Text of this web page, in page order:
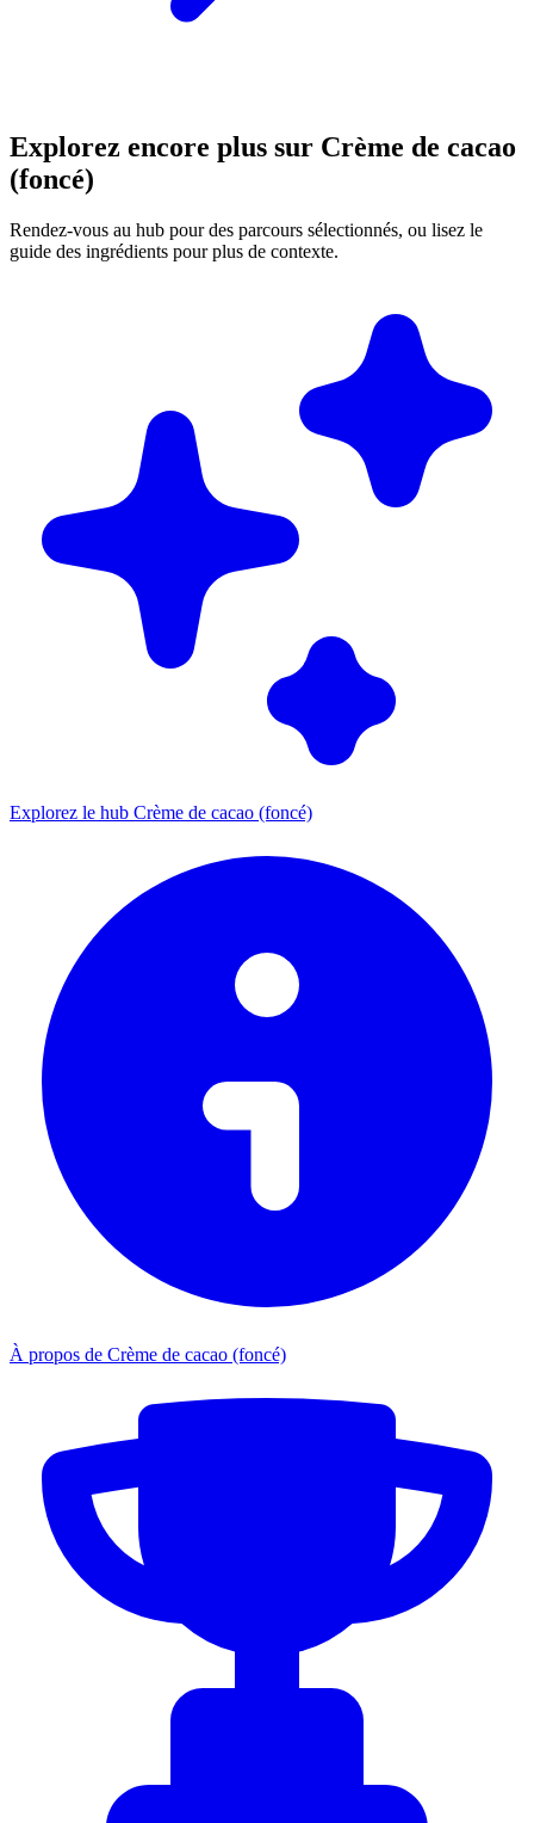
Explorez encore plus sur Crème de cacao
(foncé)
Rendez-vous au hub pour des parcours sélectionnés, ou lisez le
guide des ingrédients pour plus de contexte.
Explorez le hub Crème de cacao (foncé)
À propos de Crème de cacao (foncé)